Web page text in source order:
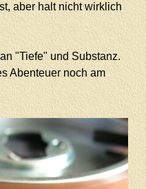
aber halt nicht wirklich
"Tiefe" und Substanz.
Abenteuer noch am